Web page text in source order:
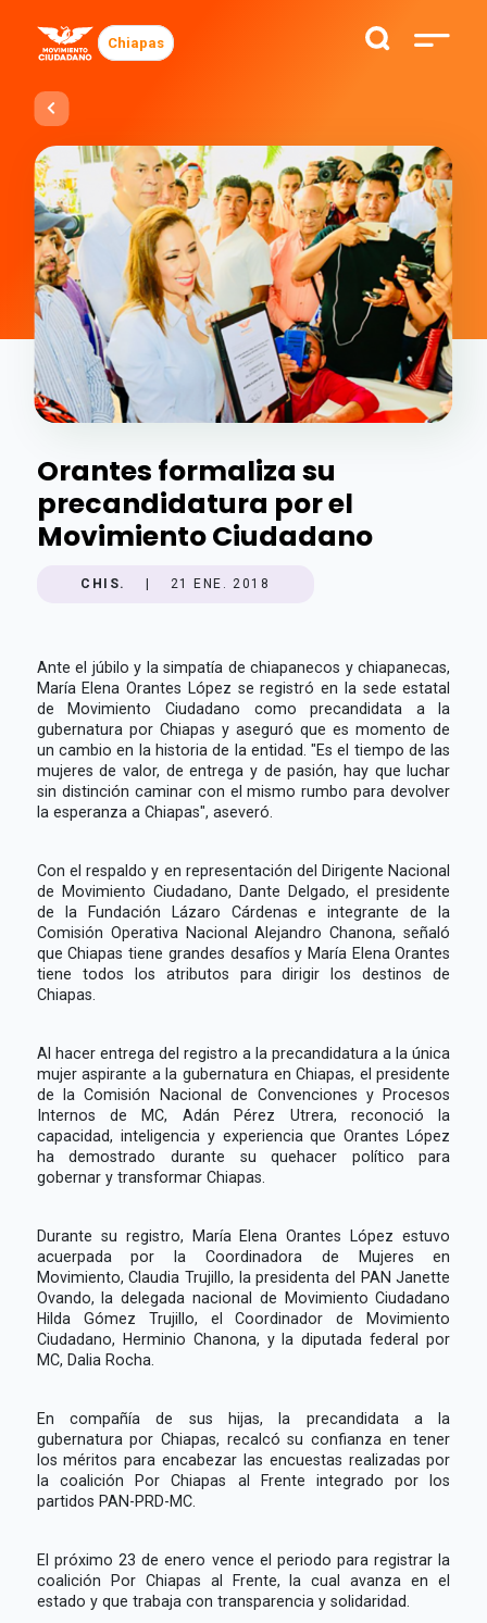
Chiapas
Orantes formaliza su
precandidatura por el
Movimiento Ciudadano
CHIS. 21 ENE. 2018
Ante el júbilo y la simpatía de chiapanecos y chiapanecas,
María Elena Orantes López se registró en la sede estatal
de Movimiento Ciudadano como precandidata a la
gubernatura por Chiapas y aseguró que es momento de
un cambio en la historia de la entidad. "Es el tiempo de las
mujeres de valor, de entrega y de pasión, hay que luchar
sin distinción caminar con el mismo rumbo para devolver
la esperanza a Chiapas", aseveró.
Con el respaldo y en representación del Dirigente Nacional
de Movimiento Ciudadano, Dante Delgado, el presidente
de la Fundación Lázaro Cárdenas e integrante de la
Comisión Operativa Nacional Alejandro Chanona, señaló
que Chiapas tiene grandes desafíos y María Elena Orantes
tiene todos los atributos para dirigir los destinos de
Chiapas.
Al hacer entrega del registro a la precandidatura a la única
mujer aspirante a la gubernatura en Chiapas, el presidente
de la Comisión Nacional de Convenciones y Procesos
Internos de MC, Adán Pérez Utrera, reconoció la
capacidad, inteligencia y experiencia que Orantes López
ha demostrado durante su quehacer político para
gobernar y transformar Chiapas.
Durante su registro, María Elena Orantes López estuvo
acuerpada por la Coordinadora de Mujeres en
Movimiento, Claudia Trujillo, la presidenta del PAN Janette
Ovando, la delegada nacional de Movimiento Ciudadano
Hilda Gómez Trujillo, el Coordinador de Movimiento
Ciudadano, Herminio Chanona, y la diputada federal por
MC, Dalia Rocha.
En compañía de sus hijas, la precandidata a la
gubernatura por Chiapas, recalcó su confianza en tener
los méritos para encabezar las encuestas realizadas por
la coalición Por Chiapas al Frente integrado por los
partidos PAN-PRD-MC.
El próximo 23 de enero vence el periodo para registrar la
coalición Por Chiapas al Frente, la cual avanza en el
estado y que trabaja con transparencia y solidaridad.